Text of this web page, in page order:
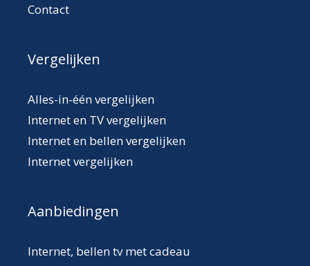
Contact
Vergelijken
Alles-in-één vergelijken
Internet en TV vergelijken
Internet en bellen vergelijken
Internet vergelijken
Aanbiedingen
Internet, bellen tv met cadeau